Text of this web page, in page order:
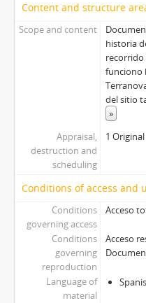
Content and structure
Scope and content
historia
recorrido
funciono
del sitio
»
Appraisal,
destruction and
scheduling
1 Original
Conditions of access and
Conditions
governing access
Acceso
Conditions
governing
reproduction
Acceso
Language of
material